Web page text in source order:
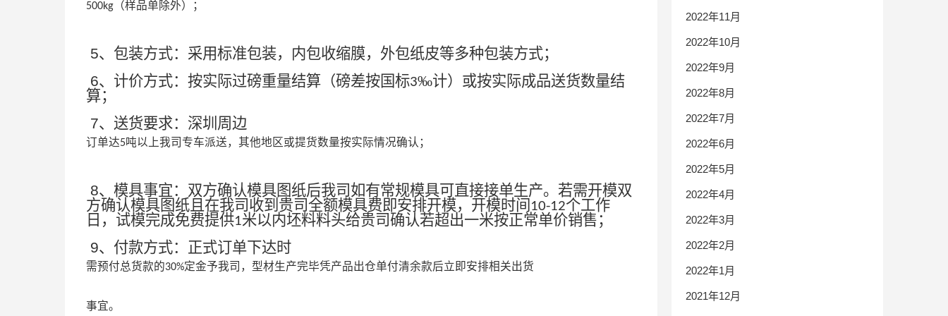
500kg （样品单除外）；
5、包装方式：采用标准包装，内包收缩膜，外包纸皮等多种包装方式；
6、计价方式：按实际过磅重量结算（磅差按国标3‰计）或按实际成品送货数量结
算；
7、送货要求：深圳周边
订单达5吨以上我司专车派送，其他地区或提货数量按实际情况确认；
8、模具事宜：双方确认模具图纸后我司如有常规模具可直接接单生产。若需开模双
方确认模具图纸且在我司收到贵司全额模具费即安排开模，开模时间 10-12个工作
日，试模完成免费提供1米以内坯料料头给贵司确认若超出一米按正常单价销售；
9、付款方式：正式订单下达时
需预付总货款的30%定金予我司，型材生产完毕凭产品出仓单付清余款后立即安排相关出货
事宜。
2022年11月
2022年10月
2022年9月
2022年8月
2022年7月
2022年6月
2022年5月
2022年4月
2022年3月
2022年2月
2022年1月
2021年12月